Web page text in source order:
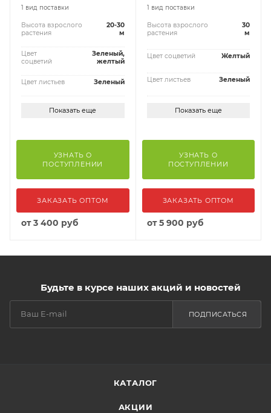
1 вид поставки
Высота взрослого
растения
20-30
м
Цвет
соцветий
Зеленый,
желтый
Цвет листьев Зеленый
Показать еще
УЗНАТЬ О
ПОСТУПЛЕНИИ
ЗАКАЗАТЬ ОПТОМ
от3 400 руб
1 вид поставки
Высота взрослого
растения
30
м
Цвет соцветий Желтый
Цвет листьев Зеленый
Показать еще
УЗНАТЬ О
ПОСТУПЛЕНИИ
ЗАКАЗАТЬ ОПТОМ
от5 900 руб
Будьте в курсе наших акций и новостей
ПОДПИСАТЬСЯ
КАТАЛОГ
АКЦИИ